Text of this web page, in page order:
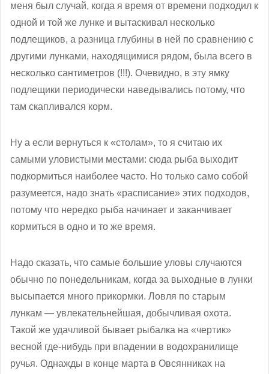
меня был случай, когда я время от времени подходил к
одной и той же лунке и вытаскивал несколько
подлещиков, а разница глубины в ней по сравнению с
другими лунками, находящимися рядом, была всего в
несколько сантиметров (!!!). Очевидно, в эту ямку
подлещики периодически наведывались потому, что
там скапливался корм.
Ну а если вернуться к «столам», то я считаю их
самыми уловистыми местами: сюда рыба выходит
подкормиться наиболее часто. Но только само собой
разумеется, надо знать «расписание» этих подходов,
потому что нередко рыба начинает и заканчивает
кормиться в одно и то же время.
Надо сказать, что самые большие уловы случаются
обычно по понедельникам, когда за выходные в лунки
высыпается много прикормки. Ловля по старым
лункам — увлекательнейшая, добычливая охота.
Такой же удачливой бывает рыбалка на «чертик»
весной где-нибудь при впадении в водохранилище
ручья. Однажды в конце марта в Овсянниках на